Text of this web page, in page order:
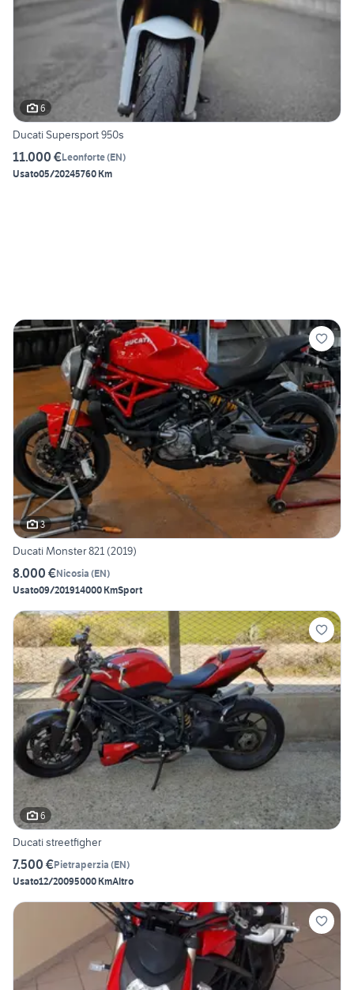
6
Ducati Supersport 950s
11.000 €Leonforte(EN)
Usato05/20245760 Km
3
Ducati Monster 821 (2019)
8.000 €Nicosia (EN)
Usato09/201914000 KmSport
6
Ducati streetfigher
7.500 €Pietraperzia (EN)
Usato12/20095000 KmAltro